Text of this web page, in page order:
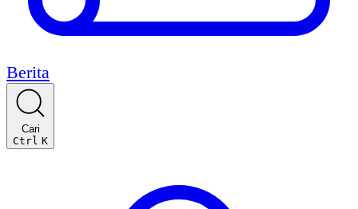
Berita
Cari
Ctrl K